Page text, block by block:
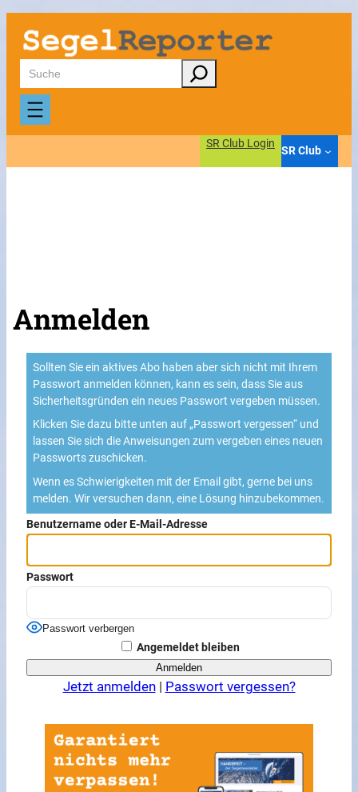
Suchen
SR Club Login
SR Club
Anmelden
Sollten Sie ein aktives Abo haben aber sich nicht mit Ihrem
Passwort anmelden können, kann es sein, dass Sie aus
Sicherheitsgründen ein neues Passwort vergeben müssen.
Klicken Sie dazu bitte unten auf „Passwort vergessen“ und
lassen Sie sich die Anweisungen zum vergeben eines neuen
Passworts zuschicken.
Wenn es Schwierigkeiten mit der Email gibt, gerne bei uns
melden. Wir versuchen dann, eine Lösung hinzubekommen.
Benutzername oder E-Mail-Adresse
Passwort
Passwort verbergen
Angemeldet bleiben
Jetzt anmelden| Passwort vergessen?